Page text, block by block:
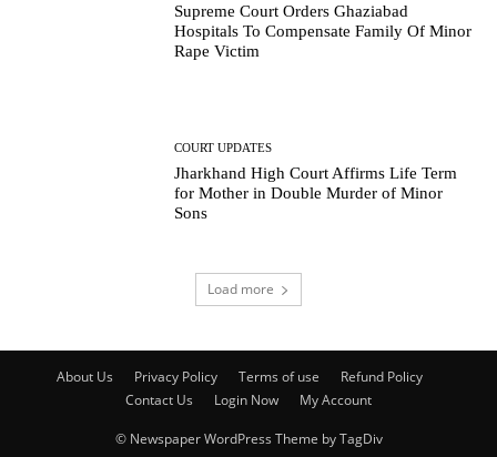
Supreme Court Orders Ghaziabad
Hospitals To Compensate Family Of Minor
Rape Victim
COURT UPDATES
Jharkhand High Court Affirms Life Term
for Mother in Double Murder of Minor
Sons
Load more
About Us Privacy Policy Terms of use
Refund Policy
Contact Us
Login Now My Account
© Newspaper WordPress Theme by TagDiv